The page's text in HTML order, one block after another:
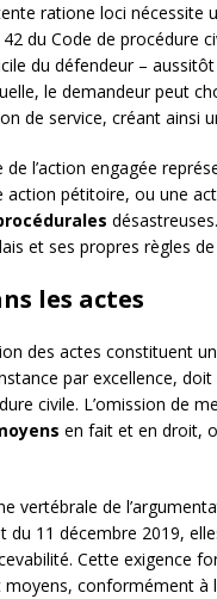
ratione loci nécessite
du Code de procédure
du défendeur –
le demandeur peut
de service, créant ainsi
l’action engagée
action pétitoire, ou une
et ses propres règles de
les actes
des actes constituent
par excellence,
civile. L’omission de
en fait et en droit,
vertébrale de
du 11 décembre 2019,
Cette exigence
conformément à